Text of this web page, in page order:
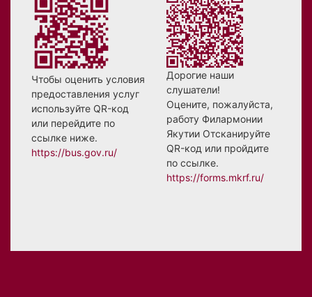
Чтобы оценить условия
предоставления услуг
используйте QR-код
или перейдите по
ссылке ниже.
https://bus.gov.ru/
Дорогие наши
слушатели!
Оцените, пожалуйста,
работу Филармонии
Якутии Отсканируйте
QR-код или пройдите
по ссылке.
https://forms.mkrf.ru/